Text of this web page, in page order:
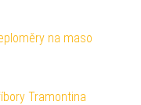
na maso
Tramontina